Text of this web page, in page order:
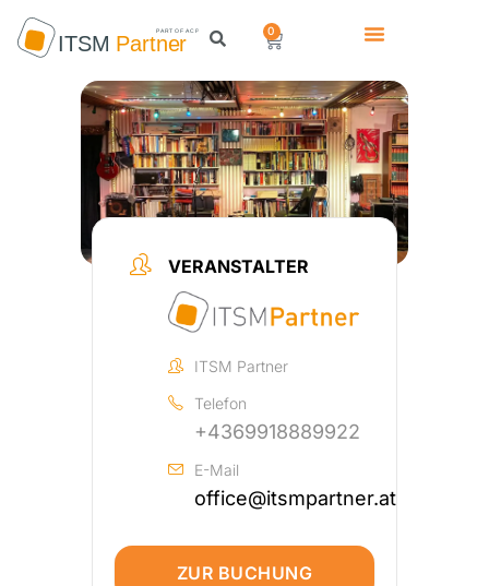
0
VERANSTALTER
ITSM Partner
Telefon
+4369918889922
E-Mail
office@itsmpartner.at
ZUR BUCHUNG